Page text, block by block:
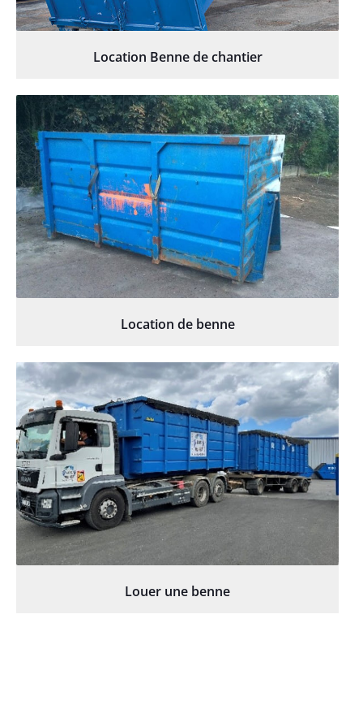
Location Benne de chantier
Location de benne
Louer une benne